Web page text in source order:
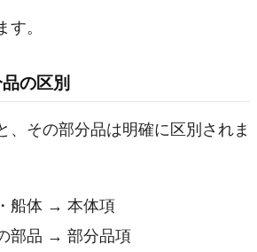
す。
の区別
、その部分品は明確に区別されま
船体 → 本体項
部品 → 部分品項